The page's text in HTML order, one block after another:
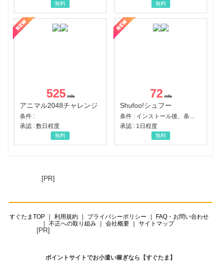
無料 無料
525
アニマル2048チャレンジ
条件 :
承認 : 数日程度
無料
72
Shufoo!シュフー
承認 : 1日程度
無料
[PR]
すぐたまTOP 利用規約 プライバシーポリシー
FAQ・お問い合わせ
不正への取り組み
会社概要 サイトマップ
[PR]
ポイントサイトでお小遣い稼ぎなら【すぐたま】